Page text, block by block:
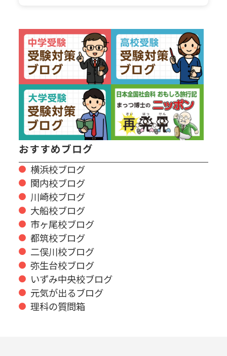
おすすめブログ
横浜校ブログ
関内校ブログ
川崎校ブログ
大船校ブログ
市ヶ尾校ブログ
都筑校ブログ
二俣川校ブログ
弥生台校ブログ
いずみ中央校ブログ
元気が出るブログ
理科の質問箱